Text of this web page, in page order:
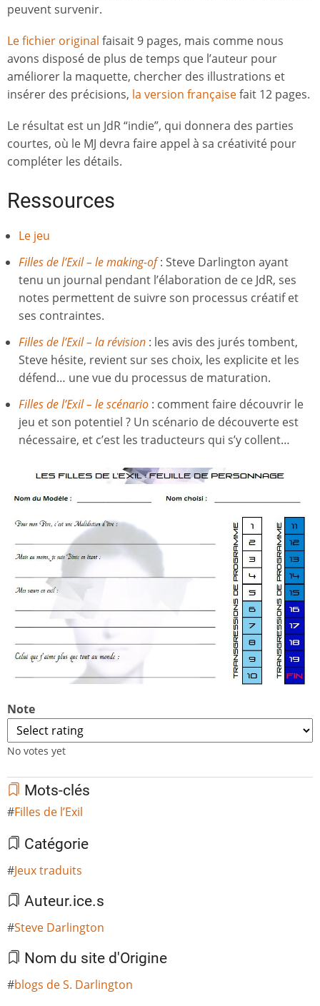
peuvent survenir.
Le fichier original faisait 9 pages, mais comme nous
avons disposé de plus de temps que l’auteur pour
améliorer la maquette, chercher des illustrations et
insérer des précisions, la version françaisefait 12 pages.
Le résultat est un JdR “indie”, qui donnera des parties
courtes, où le MJ devra faire appel à sa créativité pour
compléter les détails.
Ressources
Le jeu
Filles de l’Exil – le making-of: Steve Darlington ayant
tenu un journal pendant l’élaboration de ce JdR, ses
notes permettent de suivre son processus créatif et
ses contraintes.
Filles de l’Exil – la révision : les avis des jurés tombent,
Steve hésite, revient sur ses choix, les explicite et les
défend… une vue du processus de maturation.
Filles de l’Exil – le scénario : comment faire découvrir le
jeu et son potentiel ? Un scénario de découverte est
nécessaire, et c’est les traducteurs qui s’y collent…
Note
No votes yet
Mots-clés
Filles de l’Exil
Catégorie
Jeux traduits
Auteur.ice.s
Steve Darlington
Nom du site d'Origine
blogs de S. Darlington